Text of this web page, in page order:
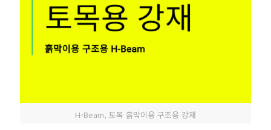
H-Beam, 토목 흙막이용 구조용 강재